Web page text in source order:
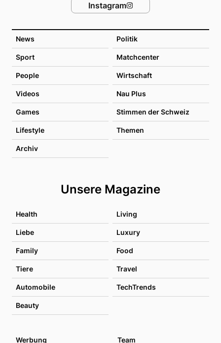
News Politik
Sport Matchcenter
People Wirtschaft
Videos Nau Plus
Games Stimmen der Schweiz
Lifestyle Themen
Archiv
Unsere Magazine
Health Living
Liebe Luxury
Family Food
Tiere Travel
Automobile TechTrends
Beauty
Instagram
Werbung Team